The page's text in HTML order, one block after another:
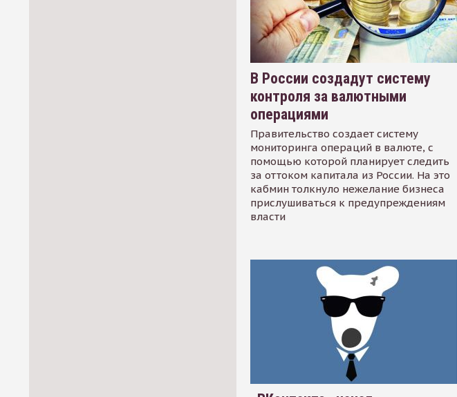
В России создадут систему
контроля за валютными
операциями
Правительство создает систему
мониторинга операций в валюте, с
помощью которой планирует следить
за оттоком капитала из России. На это
кабмин толкнуло нежелание бизнеса
прислушиваться к предупреждениям
власти